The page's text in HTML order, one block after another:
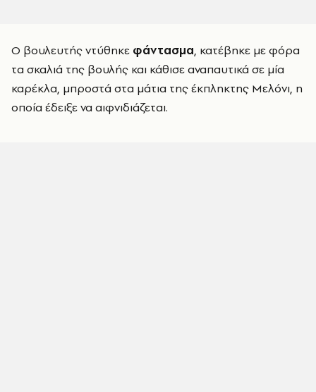
Ο βουλευτής ντύθηκε φάντασμα, κατέβηκε με φόρα
τα σκαλιά της βουλής και κάθισε αναπαυτικά σε μία
καρέκλα, μπροστά στα μάτια της έκπληκτης Μελόνι, η
οποία έδειξε να αιφνιδιάζεται.